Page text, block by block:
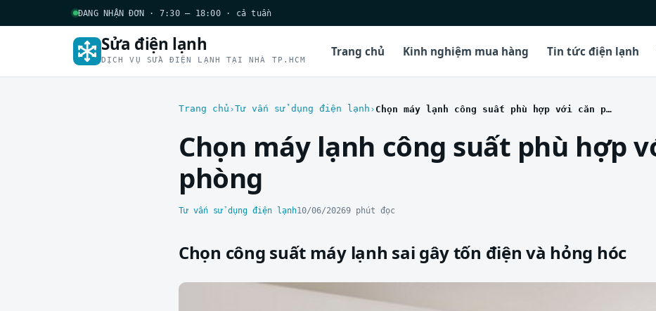
ĐANG NHẬN ĐƠN · 7:30 – 18:00 · cả tuần
Sửa điện lạnh
DỊCH VỤ SỬA ĐIỆN LẠNH TẠI NHÀ TP.HCM
Trang chủ Kinh nghiệm mua hàng Tin tức điện lạnh
Trang chủ Tư vấn sử dụng điện lạnh Chọn máy lạnh công suất phù hợp với căn phòng
Chọn máy lạnh công suất phù hợp
phòng
Tư vấn sử dụng điện lạnh10/06/20269 phút đọc
Chọn công suất máy lạnh sai gây tốn điện và hỏng hóc